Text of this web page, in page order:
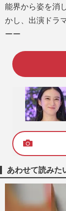
能界から姿を消
かし、出演ドラ
ーー
あわせて読みた